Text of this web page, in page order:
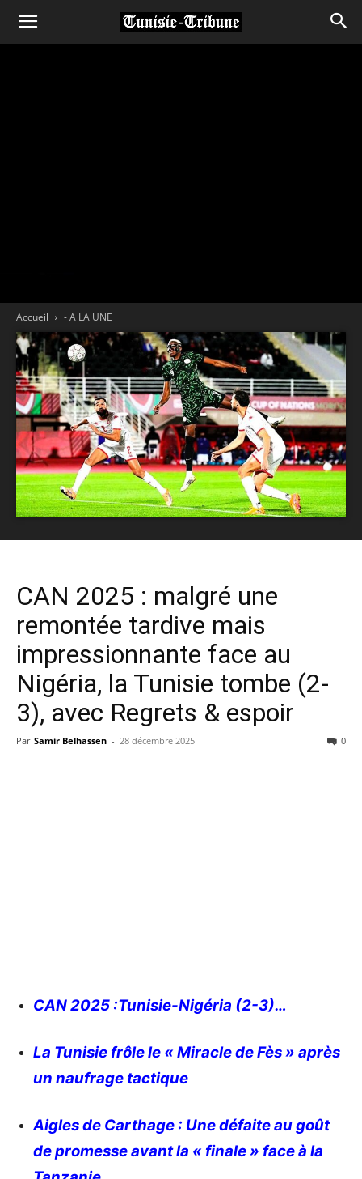
Accueil - A LA UNE
CAN 2025 : malgré une
remontée tardive mais
impressionnante face au
Nigéria, la Tunisie tombe (2-
3), avec Regrets & espoir
Par Samir Belhassen - 28 décembre 2025 0
CAN 2025 :Tunisie-Nigéria (2-3)…
La Tunisie frôle le « Miracle de Fès » après
un naufrage tactique
Aigles de Carthage : Une défaite au goût
de promesse avant la « finale » face à la